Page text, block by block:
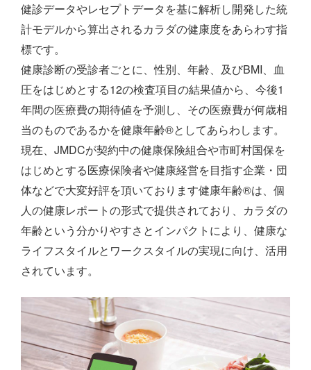
健診データやレセプトデータを基に解析し開発した統
計モデルから算出されるカラダの健康度をあらわす指
標です。
健康診断の受診者ごとに、性別、年齢、及びBMI、血
圧をはじめとする12の検査項目の結果値から、今後1
年間の医療費の期待値を予測し、その医療費が何歳相
当のものであるかを健康年齢®としてあらわします。
現在、JMDCが契約中の健康保険組合や市町村国保を
はじめとする医療保険者や健康経営を目指す企業・団
体などで大変好評を頂いております健康年齢®は、個
人の健康レポートの形式で提供されており、カラダの
年齢という分かりやすさとインパクトにより、健康な
ライフスタイルとワークスタイルの実現に向け、活用
されています。